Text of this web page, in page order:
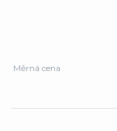
Měrná cena